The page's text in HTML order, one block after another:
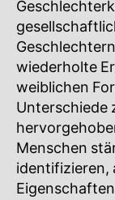
wiederholte
weiblichen
Unterschiede
Menschen
identifizieren,